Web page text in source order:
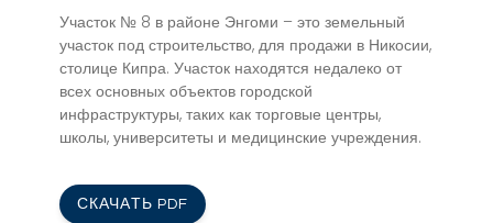
Участок № 8 в районе Энгоми – это земельный
участок под строительство, для продажи в Никосии,
столице Кипра. Участок находятся недалеко от
всех основных объектов городской
инфраструктуры, таких как торговые центры,
школы, университеты и медицинские учреждения.
СКАЧАТЬ PDF